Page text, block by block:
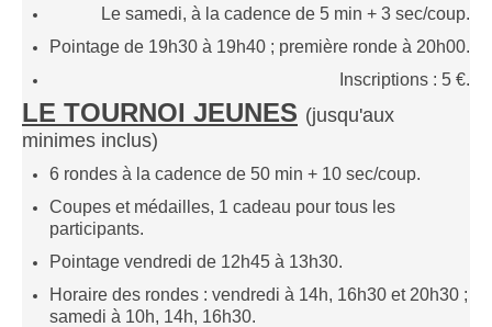
Les organisations
Les palmarès
L'Open de Noël
Les Rapides
Les tournois de saison
Le Challenge Blitz
Le Challenge 2014-2015
Le samedi, à la cadence de 5 min + 3 sec/coup.
Pointage de 19h30 à 19h40 ; première ronde à 20h00.
Inscriptions : 5 €.
LE TOURNOI JEUNES (jusqu'aux
minimes inclus)
6 rondes à la cadence de 50 min + 10 sec/coup.
Coupes et médailles, 1 cadeau pour tous les
participants.
Pointage vendredi de 12h45 à 13h30.
Horaire des rondes : vendredi à 14h, 16h30 et 20h30 ;
samedi à 10h, 14h, 16h30.